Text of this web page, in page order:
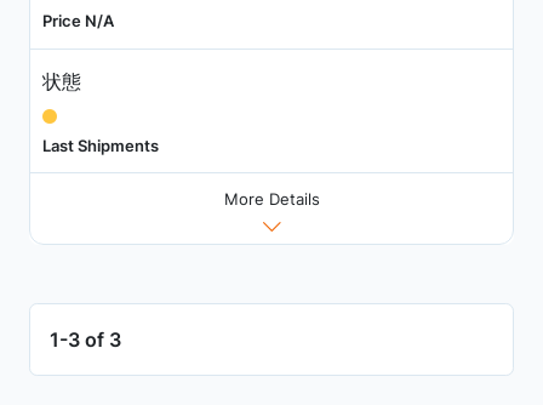
Price N/A
状態
Last Shipments
More Details
1-3 of 3